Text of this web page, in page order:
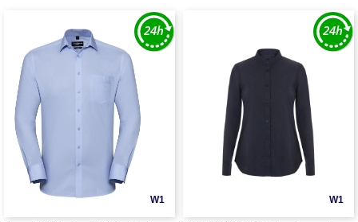
W1 W1